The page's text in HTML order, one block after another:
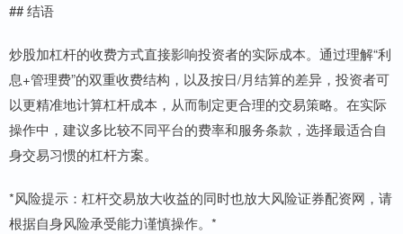
## 结语
炒股加杠杆的收费方式直接影响投资者的实际成本。通过理解“利
息+管理费”的双重收费结构，以及按日/月结算的差异，投资者可
以更精准地计算杠杆成本，从而制定更合理的交易策略。在实际
操作中，建议多比较不同平台的费率和服务条款，选择最适合自
身交易习惯的杠杆方案。
*风险提示：杠杆交易放大收益的同时也放大风险证券配资网，请
根据自身风险承受能力谨慎操作。*